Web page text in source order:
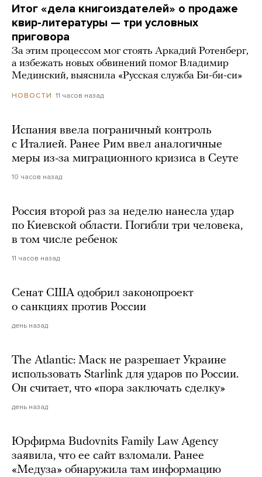
Итог «дела книгоиздателей» о продаже
квир-литературы — три условных
приговора
За этим процессом мог стоять Аркадий Ротенберг,
а избежать новых обвинений помог Владимир
Мединский, выяснила «Русская служба Би-би-си»
НОВОСТИ 11 часов назад
Испания ввела пограничный контроль
с Италией. Ранее Рим ввел аналогичные
меры из-за миграционного кризиса в Сеуте
10 часов назад
Россия второй раз за неделю нанесла удар
по Киевской области. Погибли три человека,
в том числе ребенок
11 часов назад
Сенат США одобрил законопроект
о санкциях против России
день назад
The Atlantic: Маск не разрешает Украине
использовать Starlink для ударов по России.
Он считает, что «пора заключать сделку»
день назад
Юрфирма Budovnits Family Law Agency
заявила, что ее сайт взломали. Ранее
«Медуза» обнаружила там информацию